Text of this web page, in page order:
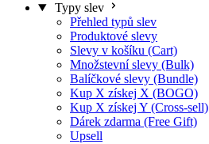
Typy slev
Přehled typů slev
Produktové slevy
Slevy v košíku (Cart)
Množstevní slevy (Bulk)
Balíčkové slevy (Bundle)
Kup X získej X (BOGO)
Kup X získej Y (Cross-sell)
Dárek zdarma (Free Gift)
Upsell